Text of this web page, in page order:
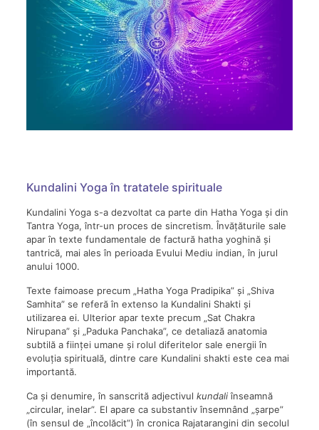
Kundalini Yoga în tratatele spirituale
Kundalini Yoga s-a dezvoltat ca parte din Hatha Yoga și din
Tantra Yoga, într-un proces de sincretism. Învățăturile sale
apar în texte fundamentale de factură hatha yoghină și
tantrică, mai ales în perioada Evului Mediu indian, în jurul
anului 1000.
Texte faimoase precum „Hatha Yoga Pradipika” și „Shiva
Samhita” se referă în extenso la Kundalini Shakti și
utilizarea ei. Ulterior apar texte precum „Sat Chakra
Nirupana” și „Paduka Panchaka”, ce detaliază anatomia
subtilă a ființei umane și rolul diferitelor sale energii în
evoluția spirituală, dintre care Kundalini shakti este cea mai
importantă.
Ca și denumire, în sanscrită adjectivul kundaliînseamnă
„circular, inelar”. El apare ca substantiv însemnând „șarpe”
(în sensul de „încolăcit”) în cronica Rajatarangini din secolul